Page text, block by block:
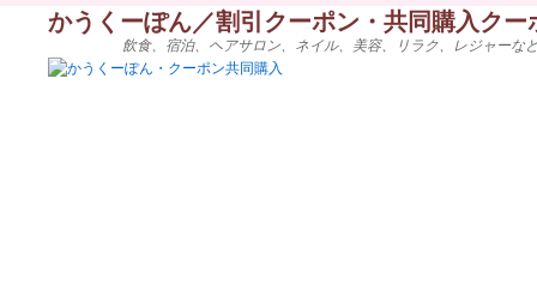
かうくーぽん／割引クーポン・共同購入ク
飲食、宿泊、ヘアサロン、ネイル、美容、リラク、レジャー